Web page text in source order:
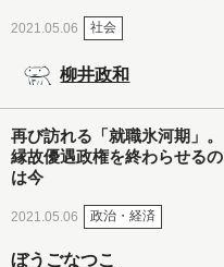
2021.05.06 社会
柳井政和
再び訪れる「就職氷河期」。
縁故優遇政権を終わらせるの
は今
2021.05.06 政治・経済
ぼうごなつこ